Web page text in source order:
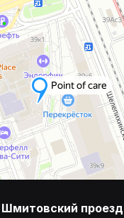
Шмитовский проезд